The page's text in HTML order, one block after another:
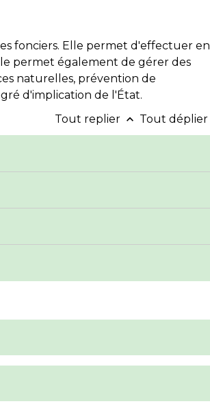
fonciers. Elle permet d'effectuer en
permet également de gérer des
naturelles, prévention de
d'implication de l'État.
Tout replier keyboard_arrow_up Tout déplier